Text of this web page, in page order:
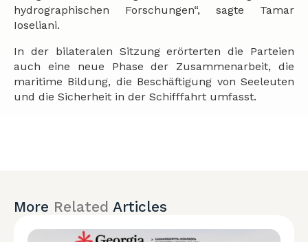
hydrographischen Forschungen“, sagte Tamar
Ioseliani.
In der bilateralen Sitzung erörterten die Parteien
auch eine neue Phase der Zusammenarbeit, die
maritime Bildung, die Beschäftigung von Seeleuten
und die Sicherheit in der Schifffahrt umfasst.
More Related Articles